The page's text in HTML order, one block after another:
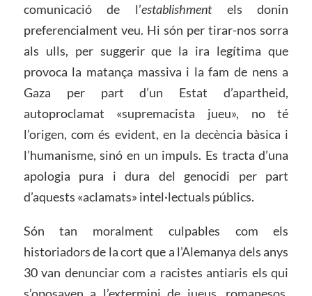
comunicació de l’establishmentels donin
preferencialment veu. Hi són per tirar-nos sorra
als ulls, per suggerir que la ira legítima que
provoca la matança massiva i la fam de nens a
Gaza per part d’un Estat d’apartheid,
autoproclamat «supremacista jueu», no té
l’origen, com és evident, en la decència bàsica i
l’humanisme, sinó en un impuls. Es tracta d’una
apologia pura i dura del genocidi per part
d’aquests «aclamats» intel·lectuals públics.
Són tan moralment culpables com els
historiadors de la cort que a l’Alemanya dels anys
30 van denunciar com a racistes antiaris els qui